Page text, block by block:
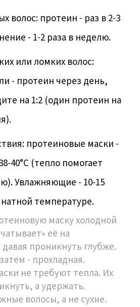
волос: протеин - раз в 2-3
- 1-2 раза в неделю.
или ломких волос:
- протеин через день,
на 1:2 (один протеин на
протеиновые маски -
40°C (тепло помогает
Увлажняющие - 10-15
температуре.
маску холодной
её на
проникнуть глубже.
- прохладная.
не требуют тепла. Их
а удержать.
волосы, а не сухие.